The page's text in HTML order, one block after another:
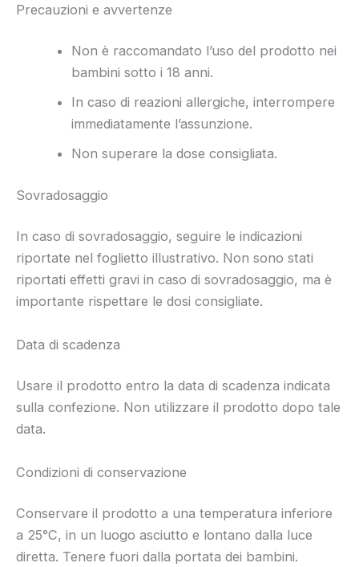
Precauzioni e avvertenze
Non è raccomandato l’uso del prodotto nei
bambini sotto i 18 anni.
In caso di reazioni allergiche, interrompere
immediatamente l’assunzione.
Non superare la dose consigliata.
Sovradosaggio
In caso di sovradosaggio, seguire le indicazioni
riportate nel foglietto illustrativo. Non sono stati
riportati effetti gravi in caso di sovradosaggio, ma è
importante rispettare le dosi consigliate.
Data di scadenza
Usare il prodotto entro la data di scadenza indicata
sulla confezione. Non utilizzare il prodotto dopo tale
data.
Condizioni di conservazione
Conservare il prodotto a una temperatura inferiore
a 25°C, in un luogo asciutto e lontano dalla luce
diretta. Tenere fuori dalla portata dei bambini.